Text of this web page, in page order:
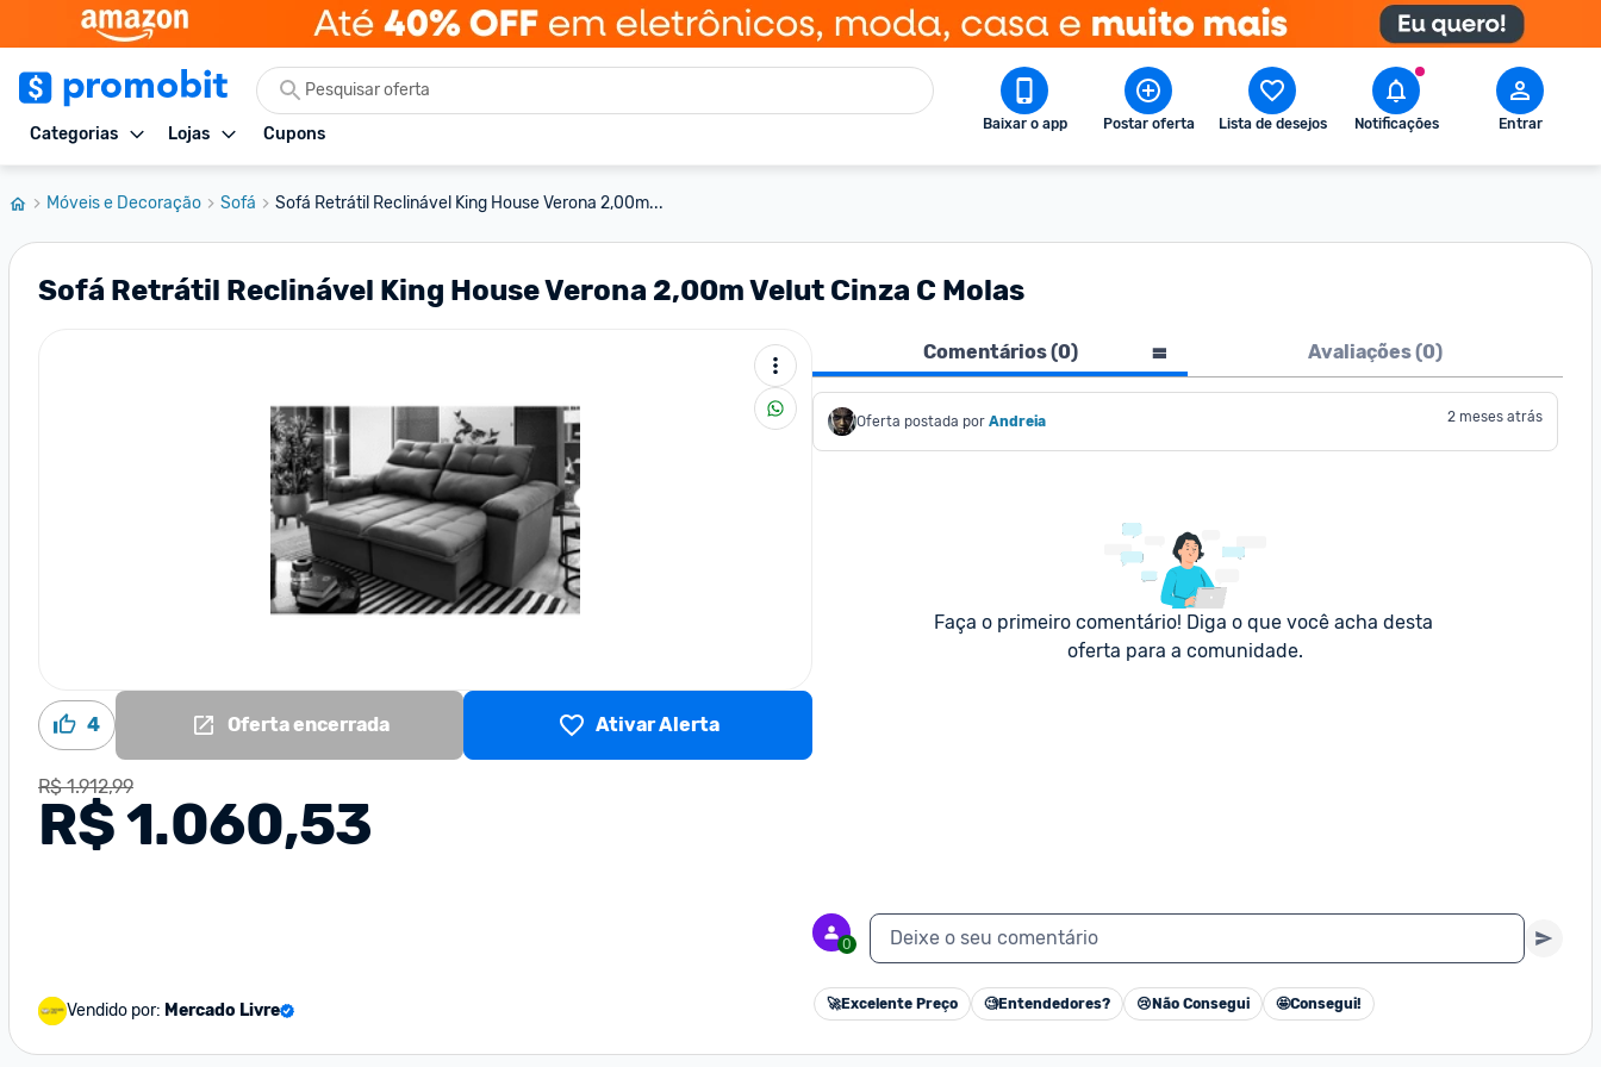
Categorias Lojas Cupons Baixar o app Postar oferta Lista de desejos Notificações Entrar
Móveis e Decoração Sofá Sofá Retrátil Reclinável King House Verona 2,00m...
Sofá Retrátil Reclinável King House Verona 2,00m Velut Cinza C Molas
4 Oferta encerrada Ativar Alerta
R$ 1.912,99
R$ 1.060,53
Vendido por: Mercado Livre
Comentários (0) Avaliações (0)
Oferta postada por Andreia 2 meses atrás
Faça o primeiro comentário! Diga o que você acha desta
oferta para a comunidade.
0 Deixe o seu comentário
🚀Excelente Preço 🧐Entendedores? 😢 Não Consegui 🤩Consegui!